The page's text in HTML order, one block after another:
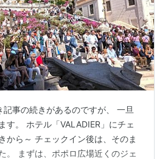
記事の続きがあるのですが、 一旦
す。 ホテル「VALADIER」にチェ
から～ チェックイン後は、そのま
。 まずは、ポポロ広場近くのジェ